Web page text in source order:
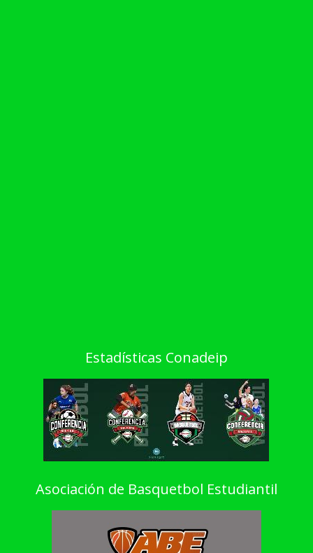
Estadísticas Conadeip
Asociación de Basquetbol Estudiantil